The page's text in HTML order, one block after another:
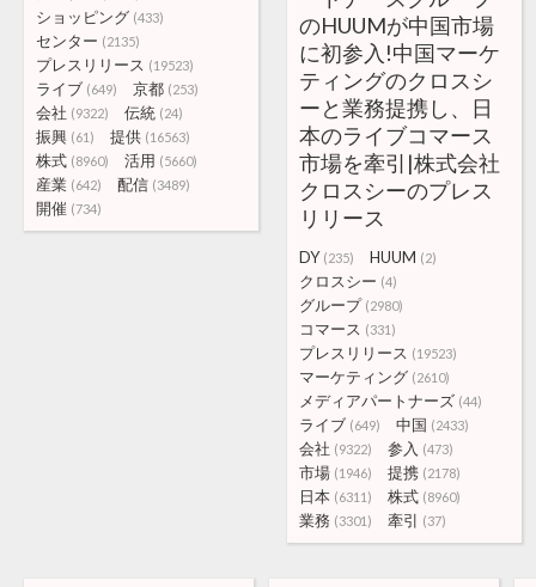
ショッピング (433)
センター (2135)
プレスリリース (19523)
ライブ (649) 京都 (253)
会社 (9322) 伝統 (24)
振興 (61) 提供 (16563)
株式 (8960) 活用 (5660)
産業 (642) 配信 (3489)
開催 (734)
のHUUMが中国市場
に初参入!中国マーケ
ティングのクロスシ
ーと業務提携し、日
本のライブコマース
市場を牽引|株式会社
クロスシーのプレス
リリース
DY (235) HUUM (2)
クロスシー (4)
グループ (2980)
コマース (331)
プレスリリース (19523)
マーケティング (2610)
メディアパートナーズ (44)
ライブ (649) 中国 (2433)
会社 (9322) 参入 (473)
市場 (1946) 提携 (2178)
日本 (6311) 株式 (8960)
業務 (3301) 牽引 (37)